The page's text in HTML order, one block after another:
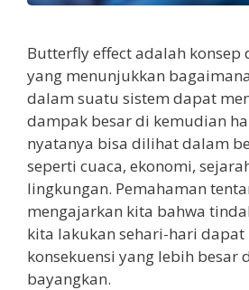
Butterfly effect adalah konsep
yang menunjukkan
dalam suatu sistem dapat
dampak besar di kemudian
nyatanya bisa dilihat dalam
seperti cuaca, ekonomi,
lingkungan. Pemahaman
mengajarkan kita bahwa
kita lakukan sehari-hari
konsekuensi yang lebih besar
bayangkan.